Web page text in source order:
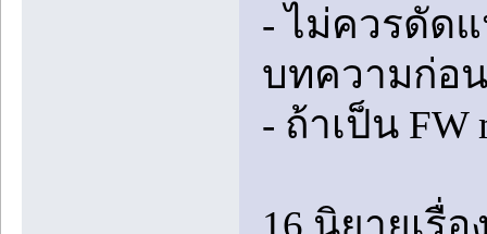
- ไม่ควรดัด
บทความก่อ
- ถ้าเป็น FW
16.นิยายเรื่